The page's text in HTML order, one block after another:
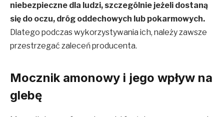
niebezpieczne dla ludzi, szczególnie jeżeli dostaną
się do oczu, dróg oddechowych lub pokarmowych.
Dlatego podczas wykorzystywania ich, należy zawsze
przestrzegać zaleceń producenta.
Mocznik amonowy i jego wpływ na
glebę